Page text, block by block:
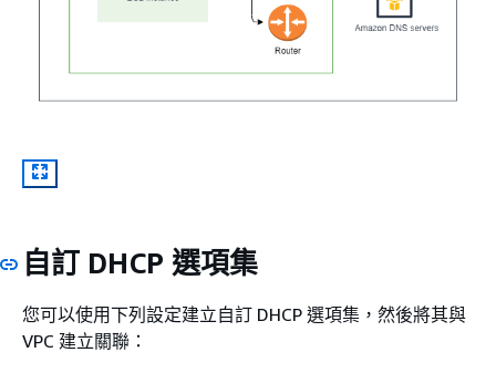
自訂 DHCP 選項集
您可以使用下列設定建立自訂 DHCP 選項集，然後將其與
VPC 建立關聯：